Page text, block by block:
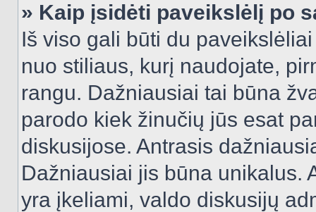
» Kaip įsidėti paveikslėlį po
Iš viso gali būti du
nuo stiliaus, kurį naudojate,
rangu. Dažniausiai tai būna
parodo kiek žinučių jūs esat
diskusijose. Antrasis
Dažniausiai jis būna unikalus.
yra įkeliami, valdo diskusijų